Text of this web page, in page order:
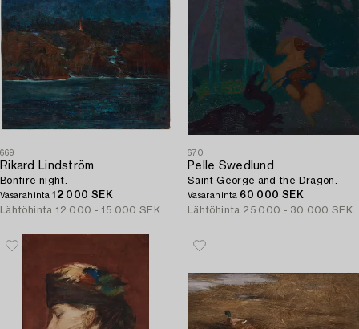
669
Rikard Lindström
Bonfire night.
Vasarahinta12 000 SEK
Lähtöhinta 12 000 - 15 000 SEK
670
Pelle Swedlund
Saint George and the Dragon.
Vasarahinta 60 000 SEK
Lähtöhinta 25 000 - 30 000 SEK